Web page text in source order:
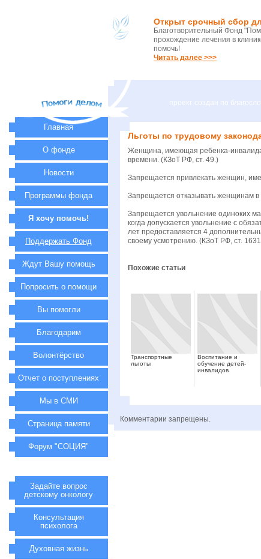
Открыт срочный сбор
Благотворительный Фонд
прохождение лечения в
помочь!
Читать далее >>>
проект создан по
Льготы по трудовому
Женщина, имеющая ребенка-
времени. (КЗоТ РФ, ст. 49.)
Запрещается привлекать женщин,
Запрещается отказывать женщинам
Запрещается увольнение одиноких
когда допускается увольнение с
лет предоставляется 4
своему усмотрению. (КЗоТ РФ, ст.
Похожие статьи
Транспортные
льготы
Воспитание и
обучение детей-
инвалидов
Комментарии запрещены.
Главная
О фонде
Новости
Программы фонда
Я хочу помочь!
Поддержать Фонд
Ждут Вашу помощь
Попросить о помощи
Вы помогли
Благодарим
Волонтёрство
Отчет о поступлениях
Мы в СМИ
Страница памяти
Форум "СОЦИЯ"
Задайте вопрос
детскому онкологу
Консультация
психолога
Духовная жизнь